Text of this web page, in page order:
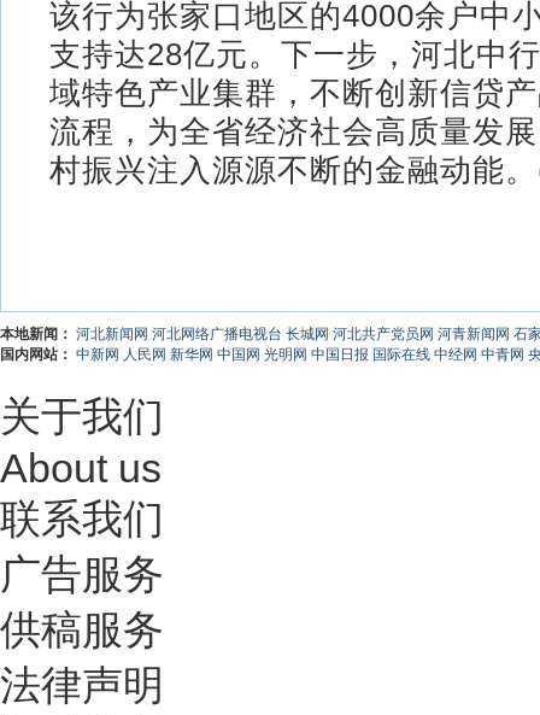
该行为张家口地区的4000余户中
支持达28亿元。下一步，河北中
域特色产业集群，不断创新信贷
流程，为全省经济社会高质量发
村振兴注入源源不断的金融动能
本地新闻： 河北新闻网 河北网络广播电视台 长城网 河北共产党员网 河青新闻网 石
国内网站： 中新网 人民网 新华网 中国网 光明网 中国日报 国际在线 中经网 中青网
关于我们
About us
联系我们
广告服务
供稿服务
法律声明